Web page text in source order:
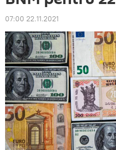
07:00 22.11.2021